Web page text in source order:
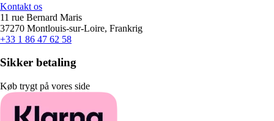
Kontakt os
11 rue Bernard Maris
37270 Montlouis-sur-Loire, Frankrig
+33 1 86 47 62 58
Sikker betaling
Køb trygt på vores side